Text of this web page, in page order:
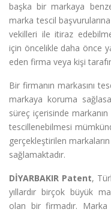
başka bir markaya
marka tescil
vekilleri ile itiraz
için öncelikle daha önce
eden firma veya kişi
Bir firmanın markasını
markaya koruma
süreç içerisinde
tescillenebilmesi
gerçekleştirilen
sağlamaktadır.
DİYARBAKIR Patent,
yıllardır birçok büyük
olan bir firmadır. Marka